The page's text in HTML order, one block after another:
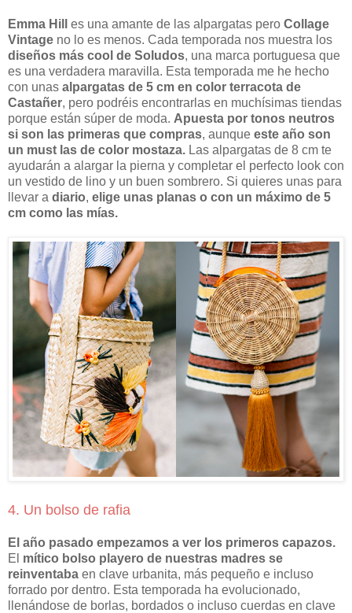
Emma Hill es una amante de las alpargatas pero Collage
Vintage no lo es menos. Cada temporada nos muestra los
diseños más cool de Soludos, una marca portuguesa que
es una verdadera maravilla. Esta temporada me he hecho
con unas alpargatas de 5 cm en color terracota de
Castañer, pero podréis encontrarlas en muchísimas tiendas
porque están súper de moda. Apuesta por tonos neutros
si son las primeras que compras, aunque este año son
un must las de color mostaza. Las alpargatas de 8 cm te
ayudarán a alargar la pierna y completar el perfecto look con
un vestido de lino y un buen sombrero. Si quieres unas para
llevar a diario, elige unas planas o con un máximo de 5
cm como las mías.
4. Un bolso de rafia
El año pasado empezamos a ver los primeros capazos.
El mítico bolso playero de nuestras madres se
reinventaba en clave urbanita, más pequeño e incluso
forrado por dentro. Esta temporada ha evolucionado,
llenándose de borlas, bordados o incluso cuerdas en clave